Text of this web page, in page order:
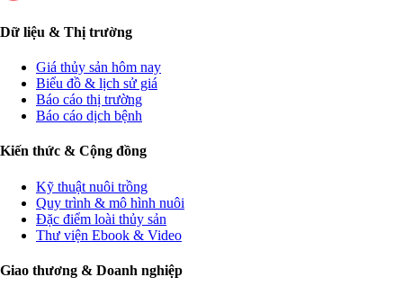
Dữ liệu & Thị trường
Giá thủy sản hôm nay
Biểu đồ & lịch sử giá
Báo cáo thị trường
Báo cáo dịch bệnh
Kiến thức & Cộng đồng
Kỹ thuật nuôi trồng
Quy trình & mô hình nuôi
Đặc điểm loài thủy sản
Thư viện Ebook & Video
Giao thương & Doanh nghiệp